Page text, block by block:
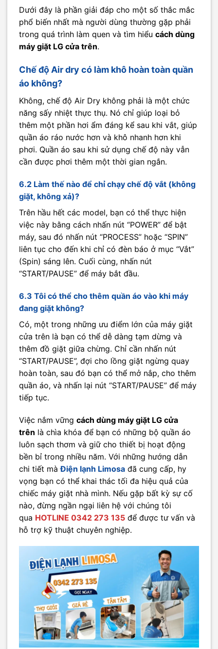
Dưới đây là phần giải đáp cho một số thắc mắc
phổ biến nhất mà người dùng thường gặp phải
trong quá trình làm quen và tìm hiểu cách dùng
máy giặt LG cửa trên.
Chế độ Air dry có làm khô hoàn toàn quần
áo không?
Không, chế độ Air Dry không phải là một chức
năng sấy nhiệt thực thụ. Nó chỉ giúp loại bỏ
thêm một phần hơi ẩm đáng kể sau khi vắt, giúp
quần áo ráo nước hơn và khô nhanh hơn khi
phơi. Quần áo sau khi sử dụng chế độ này vẫn
cần được phơi thêm một thời gian ngắn.
6.2 Làm thế nào để chỉ chạy chế độ vắt (không
giặt, không xả)?
Trên hầu hết các model, bạn có thể thực hiện
việc này bằng cách nhấn nút “POWER” để bật
máy, sau đó nhấn nút “PROCESS” hoặc “SPIN”
liên tục cho đến khi chỉ có đèn báo ở mục “Vắt”
(Spin) sáng lên. Cuối cùng, nhấn nút
“START/PAUSE” để máy bắt đầu.
6.3 Tôi có thể cho thêm quần áo vào khi máy
đang giặt không?
Có, một trong những ưu điểm lớn của máy giặt
cửa trên là bạn có thể dễ dàng tạm dừng và
thêm đồ giặt giữa chừng. Chỉ cần nhấn nút
“START/PAUSE”, đợi cho lồng giặt ngừng quay
hoàn toàn, sau đó bạn có thể mở nắp, cho thêm
quần áo, và nhấn lại nút “START/PAUSE” để máy
tiếp tục.
Việc nắm vững cách dùng máy giặt LG cửa
trên là chìa khóa để bạn có những bộ quần áo
luôn sạch thơm và giữ cho thiết bị hoạt động
bền bỉ trong nhiều năm. Với những hướng dẫn
chi tiết màĐiện lạnh Limosa đã cung cấp, hy
vọng bạn có thể khai thác tối đa hiệu quả của
chiếc máy giặt nhà mình. Nếu gặp bất kỳ sự cố
nào, đừng ngần ngại liên hệ với chúng tôi
qua HOTLINE 0342 273 135 để được tư vấn và
hỗ trợ kỹ thuật chuyên nghiệp.